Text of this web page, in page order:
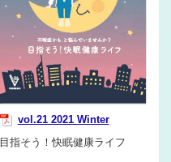
vol.21 2021 Winter
目指そう！快眠健康ライフ